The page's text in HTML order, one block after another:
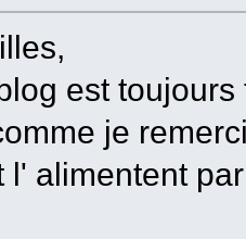
est
je
l' alimentent